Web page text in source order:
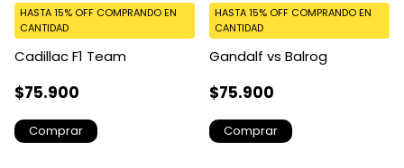
Cadillac F1 Team
$75.900
HASTA 15% OFF COMPRANDO EN
CANTIDAD
Comprar
Gandalf vs Balrog
$75.900
HASTA 15% OFF COMPRANDO EN
CANTIDAD
Comprar